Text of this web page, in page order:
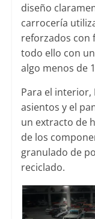
diseño
carrocería
reforzados con
todo ello con
algo menos de
Para el interior,
asientos y el
un extracto de
de los
granulado de
reciclado.